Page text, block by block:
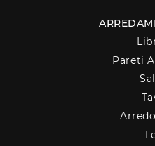
Pareti